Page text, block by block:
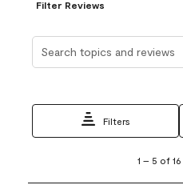
Filter Reviews
Filters
5
1 – 5 of 16